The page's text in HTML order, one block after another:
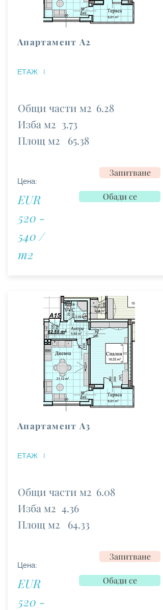
Апартамент А2
I
ЕТАЖ
Общи части м2
Изба м2
Площ м2
6.28
3.73
65.38
Цена:
EUR
520 -
540 /
m2
Запитване
Обади се
Апартамент А3
I
ЕТАЖ
Общи части м2
Изба м2
Площ м2
6.08
4.36
64.33
Цена:
EUR
520 -
Запитване
Обади се